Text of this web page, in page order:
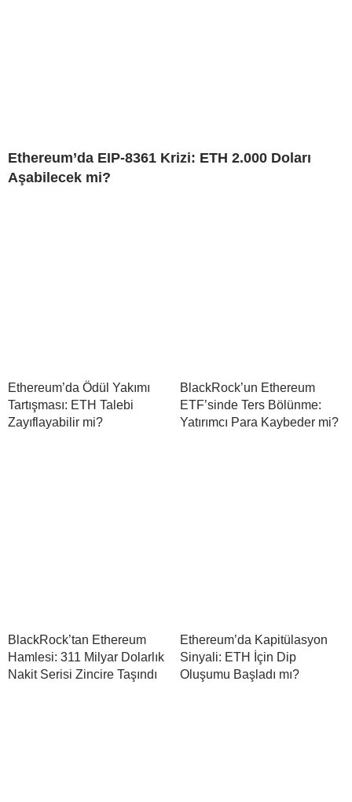
Ethereum’da EIP-8361 Krizi: ETH 2.000 Doları
Aşabilecek mi?
Ethereum’da Ödül Yakımı
Tartışması: ETH Talebi
Zayıflayabilir mi?
BlackRock’un Ethereum
ETF’sinde Ters Bölünme:
Yatırımcı Para Kaybeder mi?
BlackRock’tan Ethereum
Hamlesi: 311 Milyar Dolarlık
Nakit Serisi Zincire Taşındı
Ethereum’da Kapitülasyon
Sinyali: ETH İçin Dip
Oluşumu Başladı mı?